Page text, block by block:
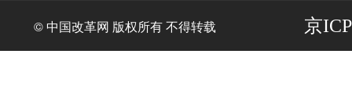
© 中国改革网 版权所有 不得转载 京